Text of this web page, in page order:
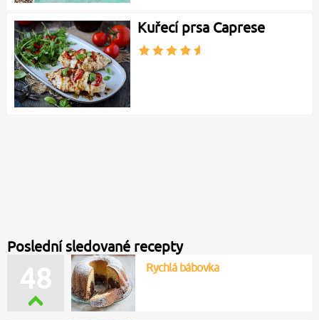
Kuřecí prsa Caprese
Poslední sledované recepty
48 Rychlá bábovka